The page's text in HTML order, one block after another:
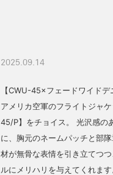
2025.09.14
【CWU-45×フェードワイドデ
アメリカ空軍のフライトジャ
45/P】をチョイス。 光沢感の
に、胸元のネームパッチと部
材が無骨な表情を引き立てつ
ルにメリハリを与えてくれま